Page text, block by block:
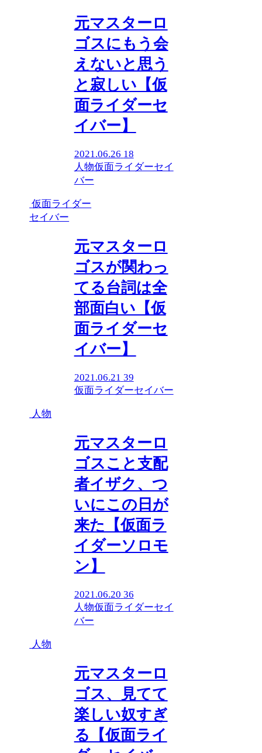
元マスターロ
ゴスにもう会
えないと思う
と寂しい【仮
面ライダーセ
イバー】
2021.06.26 18
人物仮面ライダーセイ
バー
仮面ライダー
セイバー
元マスターロ
ゴスが関わっ
てる台詞は全
部面白い【仮
面ライダーセ
イバー】
2021.06.21 39
仮面ライダーセイバー
人物
元マスターロ
ゴスこと支配
者イザク、つ
いにこの日が
来た【仮面ラ
イダーソロモ
ン】
2021.06.20 36
人物仮面ライダーセイ
バー
人物
元マスターロ
ゴス、見てて
楽しい奴すぎ
る【仮面ライ